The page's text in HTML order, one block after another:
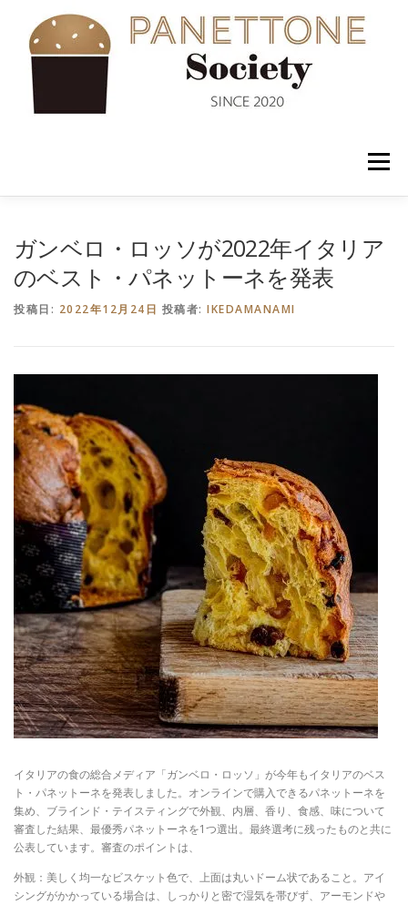
メニュー
ガンベロ・ロッソが2022年イタリア
のベスト・パネットーネを発表
投稿日: 2022年12月24日 投稿者: IKEDAMANAMI
イタリアの食の総合メディア「ガンベロ・ロッソ」が今年もイタリアのベス
ト・パネットーネを発表しました。オンラインで購入できるパネットーネを
集め、ブラインド・テイスティングで外観、内層、香り、食感、味について
審査した結果、最優秀パネットーネを1つ選出。最終選考に残ったものと共に
公表しています。審査のポイントは、
外観：美しく均一なビスケット色で、上面は丸いドーム状であること。アイ
シングがかかっている場合は、しっかりと密で湿気を帯びず、アーモンドや